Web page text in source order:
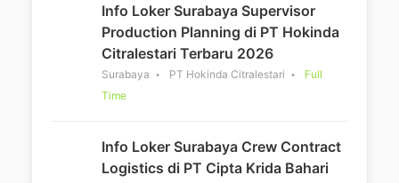
Info Loker Surabaya Supervisor
Production Planning di PT Hokinda
Citralestari Terbaru 2026
Surabaya PT Hokinda Citralestari
Full
Time
Info Loker Surabaya Crew Contract
Logistics di PT Cipta Krida Bahari